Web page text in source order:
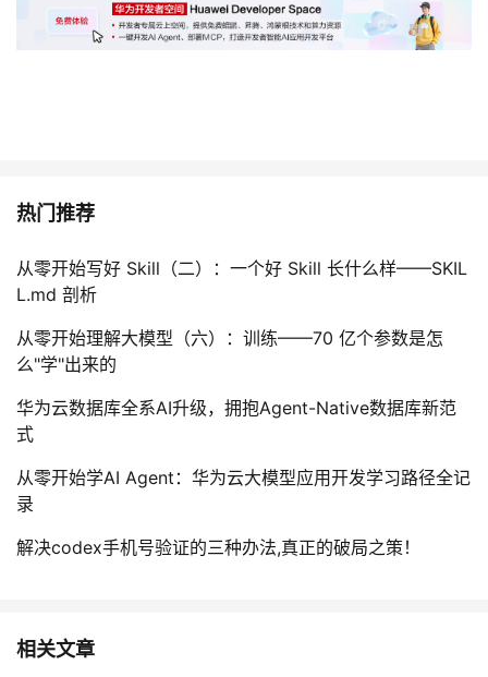
热门推荐
从零开始写好 Skill（二）：一个好 Skill 长什么样——SKIL
L.md 剖析
从零开始理解大模型（六）：训练——70 亿个参数是怎
么"学"出来的
华为云数据库全系AI升级，拥抱Agent-Native数据库新范
式
从零开始学AI Agent：华为云大模型应用开发学习路径全记
录
解决codex手机号验证的三种办法,真正的破局之策！
相关文章